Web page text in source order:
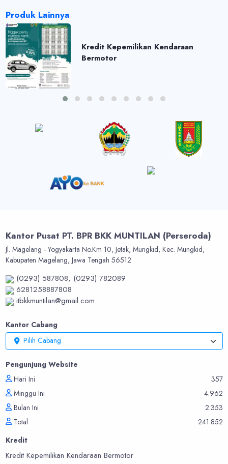
Produk Lainnya
Kredit Kepemilikan Kendaraan
Bermotor
Kantor Pusat PT. BPR BKK MUNTILAN (Perseroda)
Jl. Magelang - Yogyakarta No.Km 10, Jetak, Mungkid, Kec. Mungkid,
Kabupaten Magelang, Jawa Tengah 56512
(0293) 587808, (0293) 782089
6281258887808
itbkkmuntilan@gmail.com
Pengunjung Website
Hari Ini
357
Minggu Ini
4.962
Bulan Ini
2.353
Total
241.852
Kantor Cabang
Pilih Cabang
Kredit
Kredit Kepemilikan Kendaraan Bermotor